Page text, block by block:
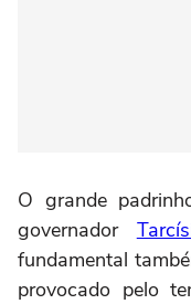
O grande
governador
fundamental
provocado pelo